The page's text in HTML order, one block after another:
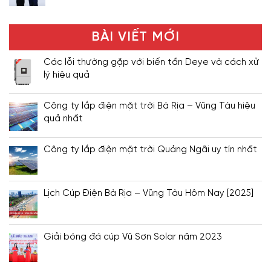
BÀI VIẾT MỚI
Các lỗi thường gặp với biến tần Deye và cách xử
lý hiệu quả
Công ty lắp điện mặt trời Bà Rịa – Vũng Tàu hiệu
quả nhất
Công ty lắp điện mặt trời Quảng Ngãi uy tín nhất
Lịch Cúp Điện Bà Rịa – Vũng Tàu Hôm Nay [2025]
Giải bóng đá cúp Vũ Sơn Solar năm 2023